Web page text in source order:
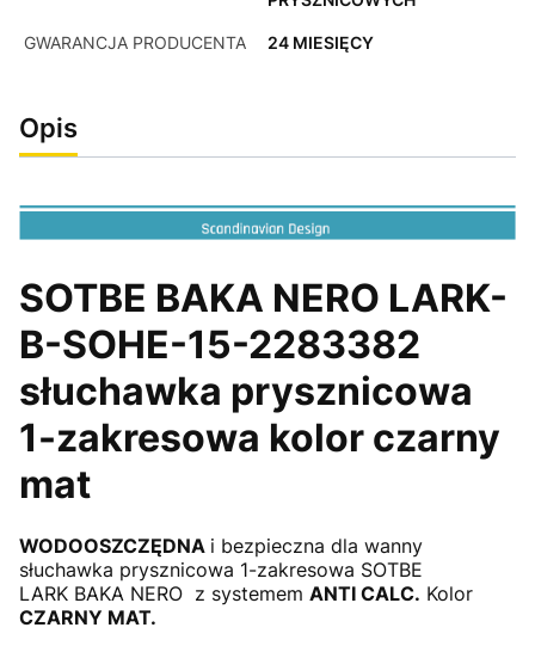
GWARANCJA PRODUCENTA 24 MIESIĘCY
Opis
SOTBE BAKA NERO LARK-
B-SOHE-15-2283382
słuchawka prysznicowa
1-zakresowa kolor czarny
mat
WODOOSZCZĘDNA i bezpieczna dla wanny
słuchawka prysznicowa 1-zakresowa SOTBE
LARK BAKA NERO z systemem ANTI CALC. Kolor
CZARNY MAT.